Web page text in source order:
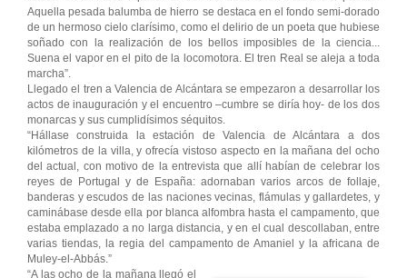
Aquella pesada balumba de hierro se destaca en el fondo semi-dorado
de un hermoso cielo clarísimo, como el delirio de un poeta que hubiese
soñado con la realización de los bellos imposibles de la ciencia...
Suena el vapor en el pito de la locomotora. El tren Real se aleja a toda
marcha”.
Llegado el tren a Valencia de Alcántara se empezaron a desarrollar los
actos de inauguración y el encuentro –cumbre se diría hoy- de los dos
monarcas y sus cumplidísimos séquitos.
“Hállase construida la estación de Valencia de Alcántara a dos
kilómetros de la villa, y ofrecía vistoso aspecto en la mañana del ocho
del actual, con motivo de la entrevista que allí habían de celebrar los
reyes de Portugal y de España: adornaban varios arcos de follaje,
banderas y escudos de las naciones vecinas, flámulas y gallardetes, y
caminábase desde ella por blanca alfombra hasta el campamento, que
estaba emplazado a no larga distancia, y en el cual descollaban, entre
varias tiendas, la regia del campamento de Amaniel y la africana de
Muley-el-Abbás.”
“A las ocho de la mañana llegó el